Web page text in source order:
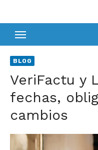
BLOG
VeriFactu y
fechas,
cambios